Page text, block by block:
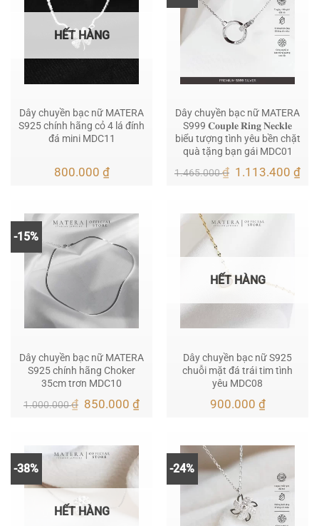
HẾT HÀNG
Dây chuyền bạc nữ MATERA
S925 chính hãng cỏ 4 lá đính
đá mini MDC11
800.000 ₫
Dây chuyền bạc nữ MATERA
S999 𝐂𝐨𝐮𝐩𝐥𝐞 𝐑𝐢𝐧𝐠 𝐍𝐞𝐜𝐤𝐥𝐞
biểu tượng tình yêu bền chặt
quà tặng bạn gái MDC01
1.465.000₫ Giá
1.113.400₫Giá
-15%
Dây chuyền bạc nữ MATERA
S925 chính hãng Choker
35cm trơn MDC10
1.000.000₫ Giá
850.000₫Giá
850.000 ₫.
HẾT HÀNG
Dây chuyền bạc nữ S925
chuỗi mặt đá trái tim tình
yêu MDC08
900.000 ₫
-38%
HẾT HÀNG
-24%